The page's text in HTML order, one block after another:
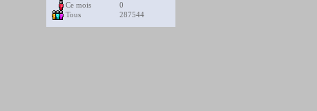
Ce mois
0
Tous
287544